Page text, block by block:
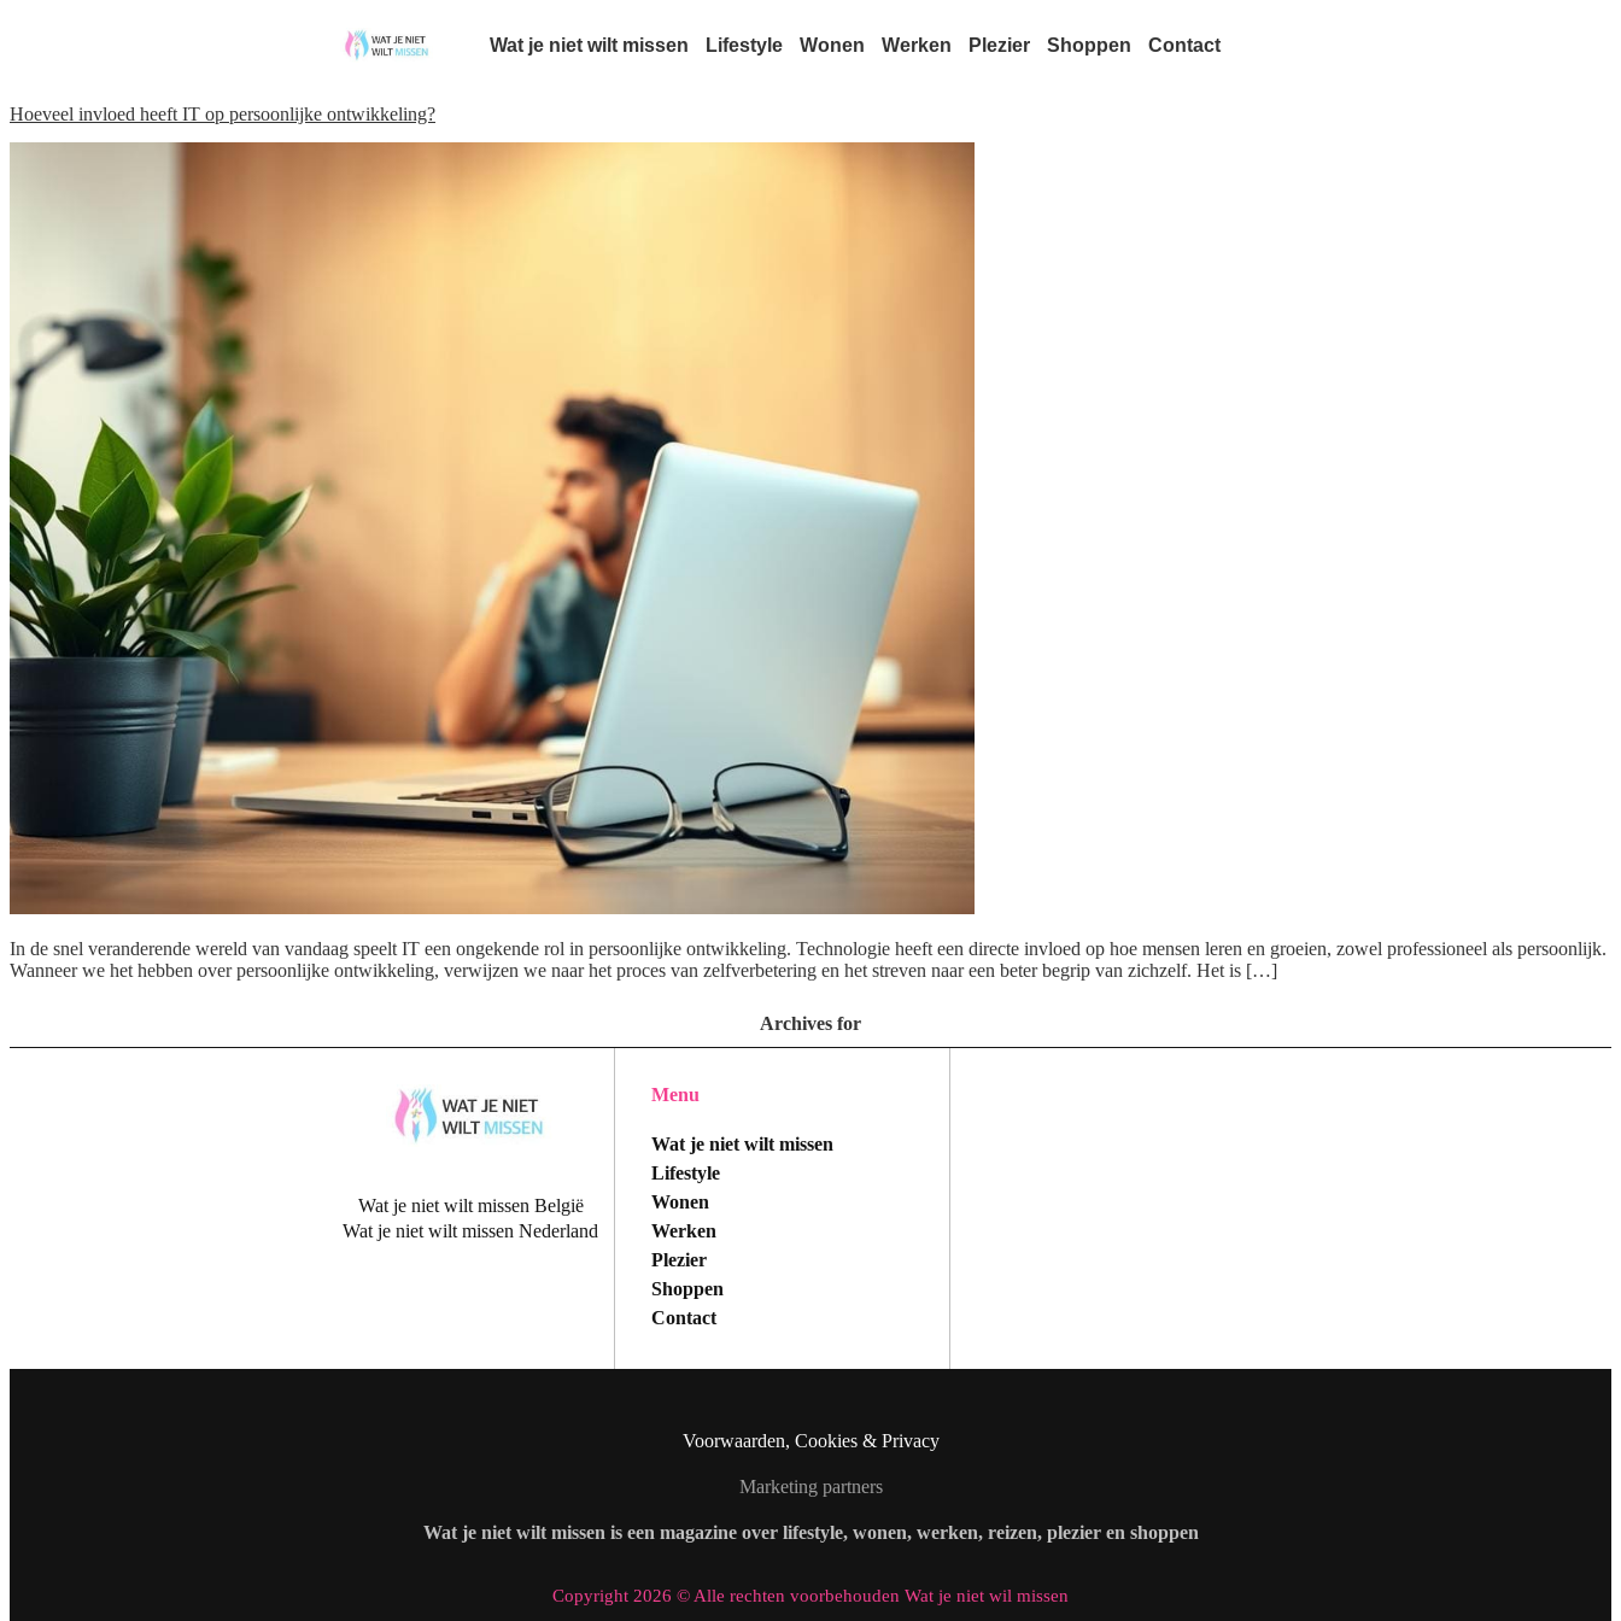
Wat je niet wilt missen Lifestyle Wonen Werken Plezier Shoppen Contact
Hoeveel invloed heeft IT op persoonlijke ontwikkeling?
In de snel veranderende wereld van vandaag speelt IT een ongekende rol in persoonlijke ontwikkeling. Technologie heeft een directe invloed op hoe mensen leren en groeien, zowel professioneel als persoonlijk.
Wanneer we het hebben over persoonlijke ontwikkeling, verwijzen we naar het proces van zelfverbetering en het streven naar een beter begrip van zichzelf. Het is […]
Archives for
Wat je niet wilt missen België
Wat je niet wilt missen Nederland
Menu
Wat je niet wilt missen
Lifestyle
Wonen
Werken
Plezier
Shoppen
Contact
Voorwaarden, Cookies & Privacy
Marketing partners
Wat je niet wilt missen is een magazine over lifestyle, wonen, werken, reizen, plezier en shoppen
Copyright 2026 © Alle rechten voorbehouden Wat je niet wil missen